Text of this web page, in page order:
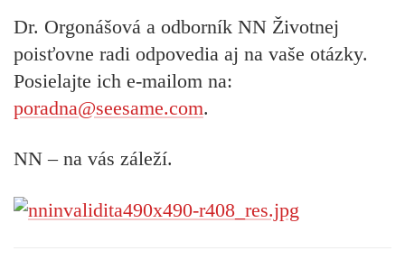
Dr. Orgonášová a odborník NN Životnej
poisťovne radi odpovedia aj na vaše otázky.
Posielajte ich e-mailom na:
poradna@seesame.com.
NN – na vás záleží.